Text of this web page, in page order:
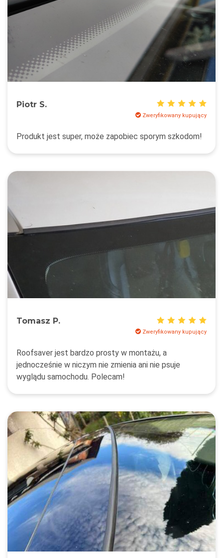
Piotr S.
Zweryfikowany kupujący
Produkt jest super, może zapobiec sporym szkodom!
Tomasz P.
Zweryfikowany kupujący
Roofsaver jest bardzo prosty w montażu, a
jednocześnie w niczym nie zmienia ani nie psuje
wyglądu samochodu. Polecam!